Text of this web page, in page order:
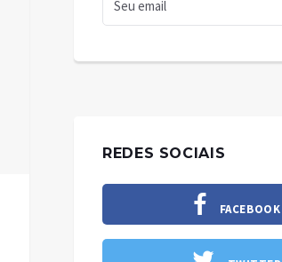
REDES SOCIAIS
FACEBOOK